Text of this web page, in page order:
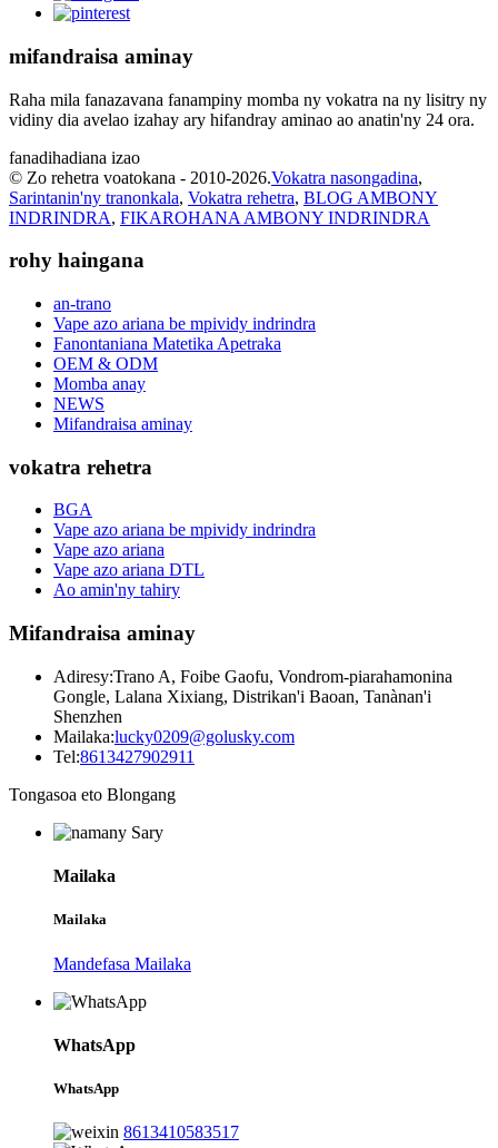
mifandraisa aminay
Raha mila fanazavana fanampiny momba ny vokatra na ny lisitry ny
vidiny dia avelao izahay ary hifandray aminao ao anatin'ny 24 ora.
fanadihadiana izao
© Zo rehetra voatokana - 2010-2026.Vokatra nasongadina,
Sarintanin'ny tranonkala, Vokatra rehetra, BLOG AMBONY
INDRINDRA, FIKAROHANA AMBONY INDRINDRA
rohy haingana
an-trano
Vape azo ariana be mpividy indrindra
Fanontaniana Matetika Apetraka
OEM & ODM
Momba anay
NEWS
Mifandraisa aminay
vokatra rehetra
BGA
Vape azo ariana be mpividy indrindra
Vape azo ariana
Vape azo ariana DTL
Ao amin'ny tahiry
Mifandraisa aminay
Adiresy:Trano A, Foibe Gaofu, Vondrom-piarahamonina
Gongle, Lalana Xixiang, Distrikan'i Baoan, Tanànan'i
Shenzhen
Mailaka:lucky0209@golusky.com
Tel:8613427902911
Tongasoa eto Blongang
Mailaka
Mailaka
Mandefasa Mailaka
WhatsApp
WhatsApp
8613410583517